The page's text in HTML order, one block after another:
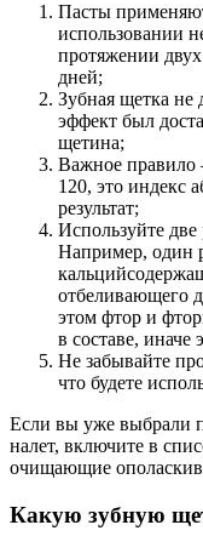
Пасты
использовании
протяжении
дней;
Зубная щетка
эффект был
щетина;
Важное
120, это индекс
результат;
Используйте
Например, один
отбеливающего
этом фтор и
в составе, иначе
Не забывайте
что будете
Если вы уже выбрали
налет, включите в
очищающие
Какую зубную